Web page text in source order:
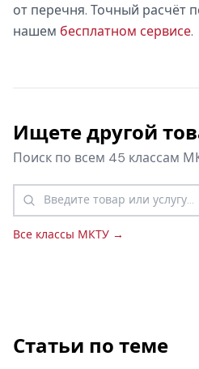
от перечня. Точный расчёт
нашем бесплатном сервисе.
Ищете другой
Поиск по всем 45 классам
Все классы МКТУ →
Статьи по теме